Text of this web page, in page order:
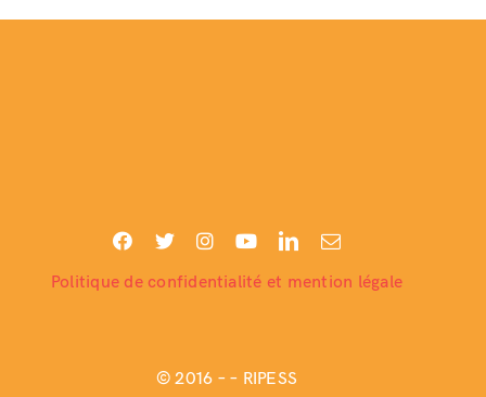
Politique de confidentialité et mention légale
© 2016 –– RIPESS